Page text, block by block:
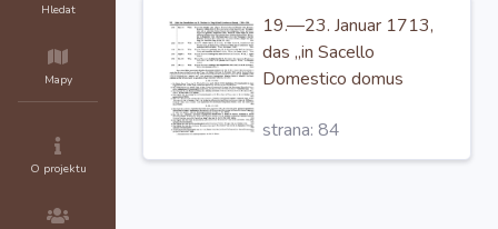
Hledat
Mapy
O projektu
19.—23. Januar 1713,
das „in Sacello
Domestico domus
Castulum“
1) Uebernahmsinventar
strana: 84